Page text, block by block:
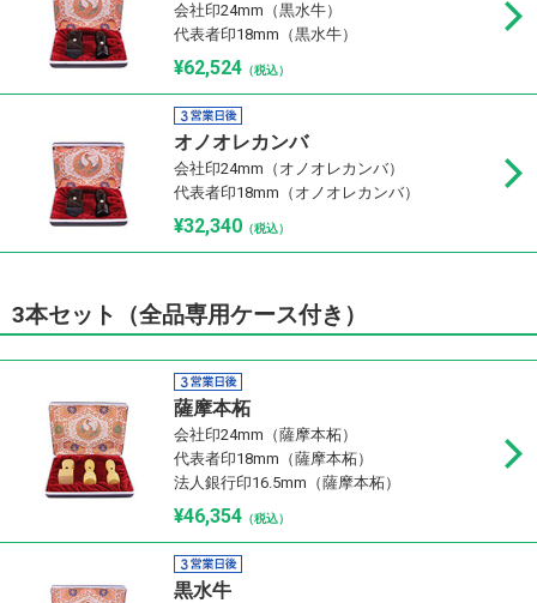
会社印24mm（黒水牛）
代表者印18mm（黒水牛）
¥62,524 （税込）
オノオレカンバ
会社印24mm（オノオレカンバ）
代表者印18mm（オノオレカンバ）
¥32,340 （税込）
3本セット（全品専用ケース付き）
薩摩本柘
会社印24mm（薩摩本柘）
代表者印18mm（薩摩本柘）
法人銀行印16.5mm（薩摩本柘）
¥46,354 （税込）
黒水牛